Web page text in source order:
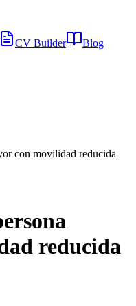
CV Builder Blog
con movilidad reducida
reducida